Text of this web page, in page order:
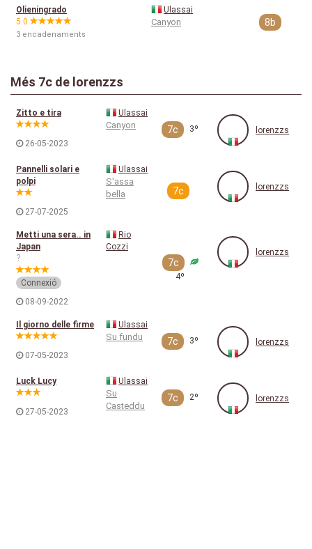
Olieningrado
5.0
3 encadenaments
Ulassai
Canyon 8b
Més 7c de lorenzzs
Zitto e tira
26-05-2023
Ulassai
Canyon 7c 3º lorenzzs
Pannelli solari e
polpi
27-07-2025
Ulassai
S'assa
bella
7c lorenzzs
Metti una sera.. in
Japan
?
Connexió
08-09-2022
Rio
Cozzi
7c
4º
lorenzzs
Il giorno delle firme
07-05-2023
Ulassai
Su fundu 7c 3º lorenzzs
Luck Lucy
27-05-2023
Ulassai
Su
Casteddu
7c 2º lorenzzs